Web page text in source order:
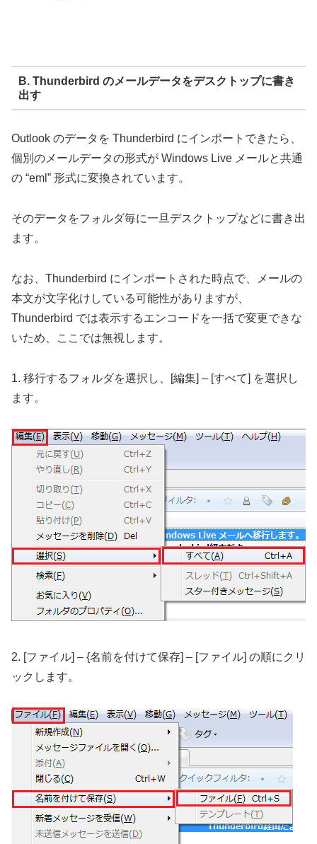
B. Thunderbird のメールデータをデスクトップに書き
出す
Outlook のデータを Thunderbird にインポートできたら、
個別のメールデータの形式が Windows Live メールと共通
の “eml” 形式に変換されています。
そのデータをフォルダ毎に一旦デスクトップなどに書き出
ます。
なお、Thunderbird にインポートされた時点で、メールの
本文が文字化けしている可能性がありますが、
Thunderbird では表示するエンコードを一括で変更できな
いため、ここでは無視します。
1. 移行するフォルダを選択し、[編集] – [すべて] を選択し
ます。
2. [ファイル] – {名前を付けて保存] – [ファイル] の順にクリ
ックします。